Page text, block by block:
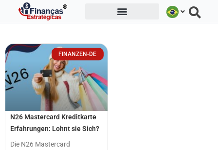
FINANZEN-DE
N26 Mastercard Kreditkarte
Erfahrungen: Lohnt sie Sich?
Die N26 Mastercard